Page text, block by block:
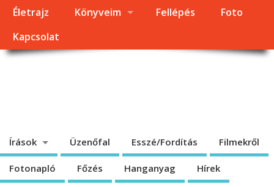
Életrajz Könyveim Fellépés
Foto
Kapcsolat
Írások Üzenőfal Esszé/Fordítás Filmekről
Fotonapló Főzés Hanganyag Hírek